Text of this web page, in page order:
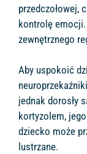
przedczołowej,
kontrolę emocji.
zewnętrznego
Aby uspokoić
jednak dorosły
kortyzolem,
dziecko może
lustrzane.